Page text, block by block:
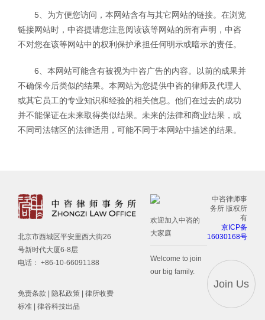
5、为方便您访问，本网站含有与其它网站的链接。在浏览
链接网站时，中咨提请您注意阅读该等网站的所有声明，中咨
不对您在该等网站中的权利保护承担任何明示或暗示的责任。
6、本网站可能含有被视为中咨广告的内容。以前的成果并
不确保今后类似的结果。本网站为您提供中咨的律师及代理人
或其它员工的专业知识和经验的相关信息。他们在过去的成功
并不能保证在未来取得类似结果。未来的法律和商业结果，或
不同司法辖区的法律适用，可能不同于本网站中描述的结果。
北京市西城区平安里西大街26
号新时代大厦6-8层
电话： +86-10-66091188
免责条款 隐私政策
律所收费
标准 | 律谷科技出品
欢迎加入中咨的
大家庭
Welcome to join
our big family.
中咨律师事
务所 版权所
有
京ICP备
16030168号
Join Us